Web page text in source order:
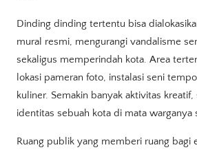
Dinding dinding tertentu bisa
mural resmi, mengurangi vandalisme
sekaligus memperindah kota. Area
lokasi pameran foto, instalasi seni
kuliner. Semakin banyak aktivitas
identitas sebuah kota di mata warganya
Ruang publik yang memberi ruang bagi